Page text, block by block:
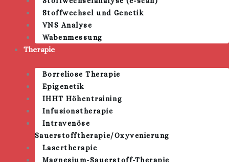
Stoffwechsel und Genetik
VNS Analyse
Wabenmessung
Therapie
Borreliose Therapie
Epigenetik
IHHT Höhentraining
Infusionstherapie
Intravenöse
Sauerstofftherapie/Oxyvenierung
Lasertherapie
Magnesium-Sauerstoff-Therapie